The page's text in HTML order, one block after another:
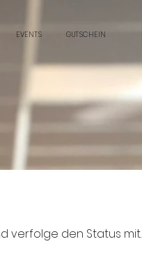
EVENTS GUTSCHEIN
verfolge den Status mit.